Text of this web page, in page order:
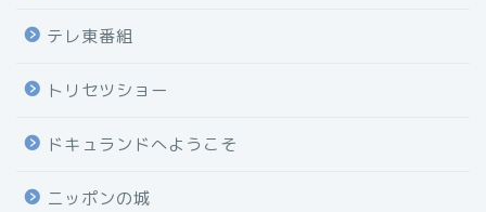
テレ東番組
トリセツショー
ドキュランドへようこそ
ニッポンの城